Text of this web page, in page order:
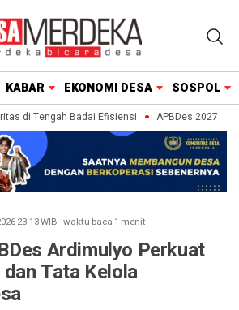
KABAR EKONOMI DESA SOSPOL
di Tengah Badai Efisiensi APBDes 2027:
23:13WIB ·waktu baca 1 menit
Ardimulyo Perkuat
Tata Kelola